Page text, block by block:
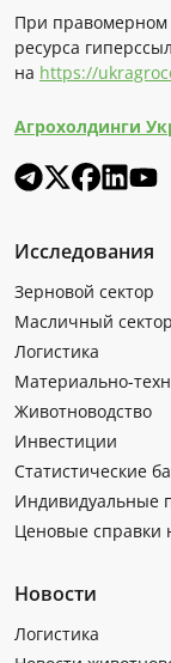
При правомерном
ресурса
на https://
Агрохолдинги
Исследования
Зерновой сектор
Масличный сектор
Логистика
Материально-
Животноводство
Инвестиции
Статистические
Индивидуальные
Ценовые справки
Новости
Логистика